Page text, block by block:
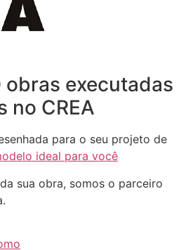
obras executadas
no CREA
para o seu projeto de
ideal para você
sua obra, somos o parceiro